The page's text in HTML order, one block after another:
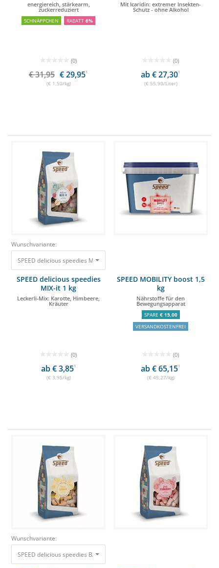
energiereich, stärkearm,
zuckerreduziert
SCHNÄPPCHEN RABATT 6%
(0)
€ 31,95 € 29,951
(€ 1,50/kg)
Mit Icaridin: extremer Insekten-
Schutz - ohne Alkohol
(0)
ab € 27,301
(€ 55,90/Liter)
Wunschvariante:
SPEED delicious speedies MIX-it 1 kg Leckerli-Mix: Karotte, Himbeere,
SPEED delicious speedies
MIX-it 1 kg
Leckerli-Mix: Karotte, Himbeere,
Kräuter
(0)
ab € 3,851
(€ 3,95/kg)
SPEED MOBILITY boost 1,5
kg
Nährstoffe für den
Bewegungsapparat
SPARE € 15,00
VERSANDKOSTENFREI
(0)
ab € 65,151
(€ 45,27/kg)
Wunschvariante:
SPEED delicious speedies BANANA 1kg Leckerli mit Bananengeschmack